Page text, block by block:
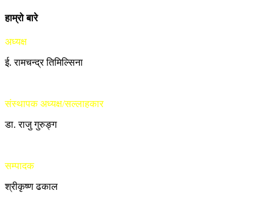
हाम्रो बारे
अध्यक्ष
ई. रामचन्द्र तिमिल्सिना
संस्थापक अध्यक्ष/सल्लाहकार
डा. राजु गुरुङ्ग
सम्पादक
श्रीकृष्ण ढकाल